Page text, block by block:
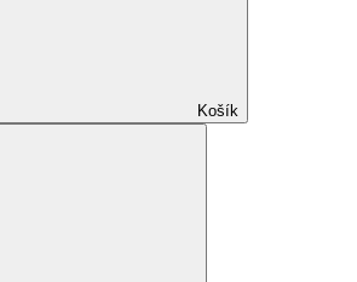
Košík